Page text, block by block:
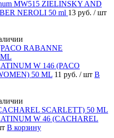
MW515 ZIELINSKY AND
NEROLI 50 ml 13 руб. / шт
W 146 (PACO
50 ML 11 руб. / шт В
W 46 (CACHAREL
В корзину